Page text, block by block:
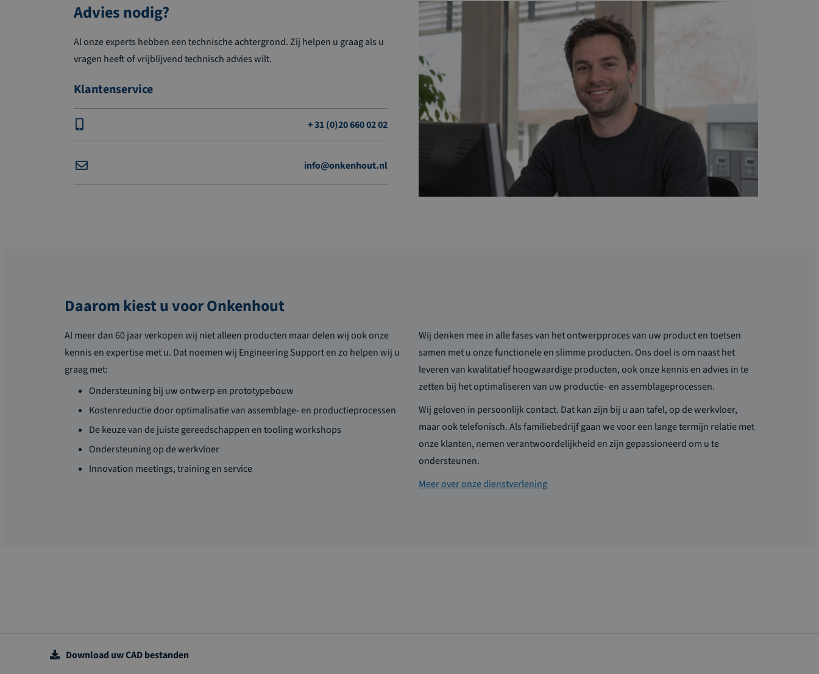
Advies nodig?
Al onze experts hebben een technische achtergrond. Zij helpen u graag als u
vragen heeft of vrijblijvend technisch advies wilt.
Klantenservice
+ 31 (0)20 660 02 02
info@onkenhout.nl
Daarom kiest u voor Onkenhout
Al meer dan 60 jaar verkopen wij niet alleen producten maar delen wij ook onze
kennis en expertise met u. Dat noemen wij Engineering Support en zo helpen wij u
graag met:
Ondersteuning bij uw ontwerp en prototypebouw
Kostenreductie door optimalisatie van assemblage- en productieprocessen
De keuze van de juiste gereedschappen en tooling workshops
Ondersteuning op de werkvloer
Innovation meetings, training en service
Wij denken mee in alle fases van het ontwerpproces van uw product en toetsen
samen met u onze functionele en slimme producten. Ons doel is om naast het
leveren van kwalitatief hoogwaardige producten, ook onze kennis en advies in te
zetten bij het optimaliseren van uw productie- en assemblageprocessen.
Wij geloven in persoonlijk contact. Dat kan zijn bij u aan tafel, op de werkvloer,
maar ook telefonisch. Als familiebedrijf gaan we voor een lange termijn relatie met
onze klanten, nemen verantwoordelijkheid en zijn gepassioneerd om u te
ondersteunen.
Meer over onze dienstverlening
Download uw CAD bestanden